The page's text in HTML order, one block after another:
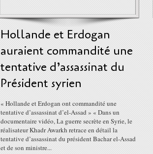
Hollande et Erdogan
auraient commandité une
tentative d’assassinat du
Président syrien
« Hollande et Erdogan ont commandité une
tentative d’assassinat d’el-Assad » « Dans un
documentaire vidéo, La guerre secrète en Syrie, le
réalisateur Khadr Awarkh retrace en détail la
tentative d’assassinat du président Bachar el-Assad
et de son ministre...